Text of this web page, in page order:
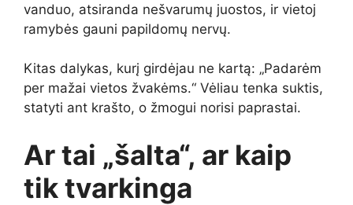
vanduo, atsiranda nešvarumų juostos, ir vietoj
ramybės gauni papildomų nervų.
Kitas dalykas, kurį girdėjau ne kartą: „Padarėm
per mažai vietos žvakėms.“ Vėliau tenka suktis,
statyti ant krašto, o žmogui norisi paprastai.
Ar tai „šalta“, ar kaip
tik tvarkinga